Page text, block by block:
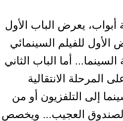
أبواب، يعرض الباب الأول
الأول للفيلم السينمائي
أما الباب الثاني
المرحلة الانتقالية
إلى التلفزيون أو من
الصندوق العجيب... ويخصص